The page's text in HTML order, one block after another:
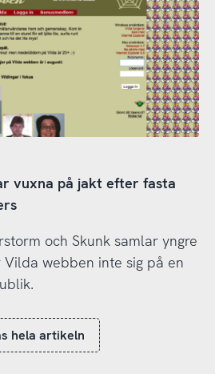
vuxna på jakt efter fasta
och Skunk samlar yngre
webben inte sig på en
hela artikeln